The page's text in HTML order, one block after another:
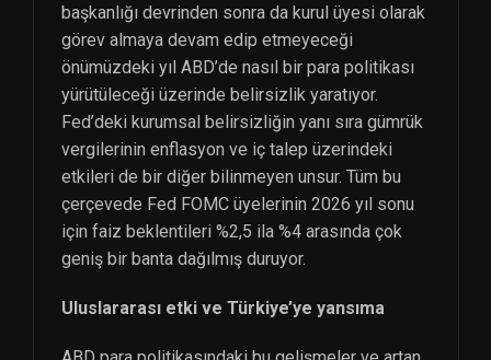
başkanlığı devrinden sonra da kurul üyesi olarak
görev almaya devam edip etmeyeceği
önümüzdeki yıl ABD’de nasıl bir para politikası
yürütüleceği üzerinde belirsizlik yaratıyor.
Fed’deki kurumsal belirsizliğin yanı sıra gümrük
vergilerinin enflasyon ve iç talep üzerindeki
etkileri de bir diğer bilinmeyen unsur. Tüm bu
çerçevede Fed FOMC üyelerinin 2026 yıl sonu
için faiz beklentileri %2,5 ila %4 arasında çok
geniş bir banta dağılmış duruyor.
Uluslararası etki ve Türkiye’ye yansıma